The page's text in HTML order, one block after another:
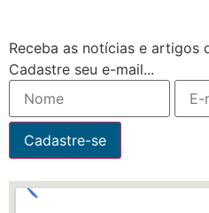
Receba as notícias e artigos
Cadastre seu e-mail...